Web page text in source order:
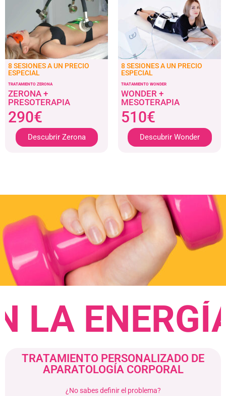
8 SESIONES A UN PRECIO
ESPECIAL
TRATAMIENTO ZERONA
ZERONA +
PRESOTERAPIA
290€
Descubrir Zerona
8 SESIONES A UN PRECIO
ESPECIAL
TRATAMIENTO WONDER
WONDER +
MESOTERAPIA
510€
Descubrir Wonder
ENERGÍA
TRATAMIENTO PERSONALIZADO DE
APARATOLOGÍA CORPORAL
¿No sabes definir el problema?